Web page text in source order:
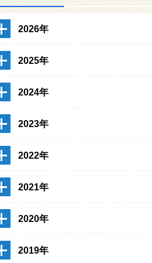
2026年
2025年
2024年
2023年
2022年
2021年
2020年
2019年